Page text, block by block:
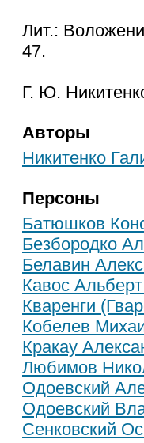
Лит.:
47.
Г. Ю.
Авторы
Никитенко
Персоны
Батюшков
Безбородко
Белавин
Кавос
Кваренги
Кобелев
Кракау
Любимов
Одоевский
Одоевский
Сенковский